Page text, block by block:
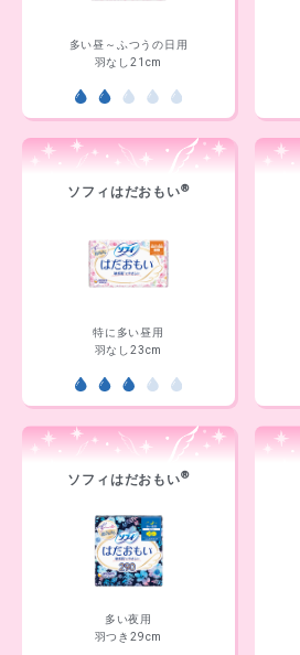
多い昼～ふつうの日用
羽なし21cm
ソフィはだおもい®
特に多い昼用
羽なし23cm
ソフィはだおもい®
多い夜用
羽つき29cm